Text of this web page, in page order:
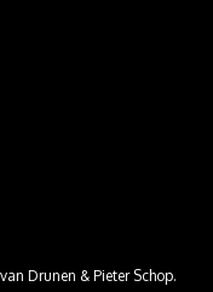
Drunen & Pieter Schop.